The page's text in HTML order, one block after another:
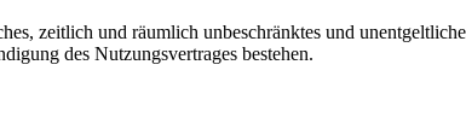
zeitlich und räumlich unbeschränktes und
des Nutzungsvertrages bestehen.